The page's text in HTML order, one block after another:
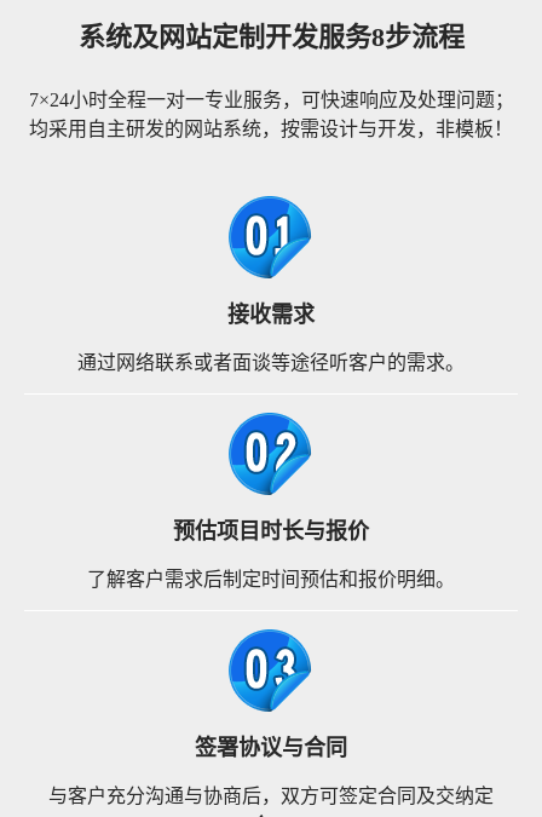
系统及网站定制开发服务8步流程
7×24小时全程一对一专业服务，可快速响应及处理问题；
均采用自主研发的网站系统，按需设计与开发，非模板！
接收需求
通过网络联系或者面谈等途径听客户的需求。
预估项目时长与报价
了解客户需求后制定时间预估和报价明细。
签署协议与合同
与客户充分沟通与协商后，双方可签定合同及交纳定